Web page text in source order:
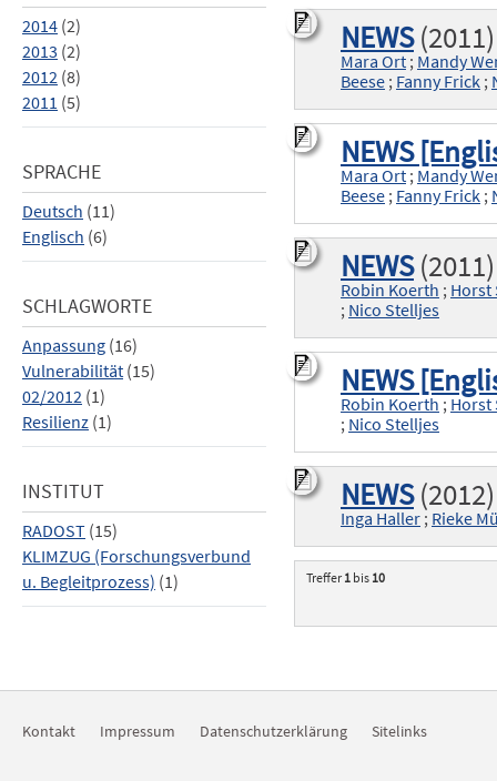
2014 (2)
2013 (2)
2012 (8)
2011 (5)
SPRACHE
Deutsch (11)
Englisch (6)
SCHLAGWORTE
Anpassung (16)
Vulnerabilität (15)
02/2012 (1)
Resilienz (1)
INSTITUT
RADOST (15)
KLIMZUG (Forschungsverbund
u. Begleitprozess) (1)
NEWS(2011)
Mara Ort ; Mandy
Beese ; Fanny Frick ;
NEWS
Mara Ort ; Mandy
Beese ; Fanny Frick ;
NEWS(2011)
Robin Koerth ; Horst
; Nico Stelljes
NEWS
Robin Koerth ; Horst
; Nico Stelljes
NEWS(2012)
Inga Haller ; Rieke
Treffer 1 bis 10
Kontakt Impressum Datenschutzerklärung Sitelinks